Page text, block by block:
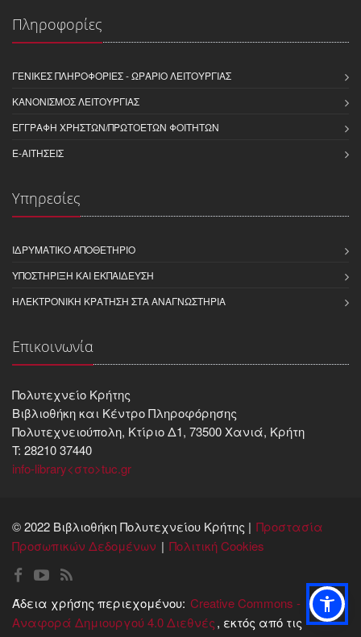
Πληροφορίες
ΓΕΝΙΚΈΣ ΠΛΗΡΟΦΟΡΊΕΣ - ΩΡΆΡΙΟ ΛΕΙΤΟΥΡΓΊΑΣ
ΚΑΝΟΝΙΣΜΌΣ ΛΕΙΤΟΥΡΓΊΑΣ
ΕΓΓΡΑΦΉ ΧΡΗΣΤΏΝ/ΠΡΩΤΟΕΤΏΝ ΦΟΙΤΗΤΏΝ
E-ΑΙΤΉΣΕΙΣ
Υπηρεσίες
ΙΔΡΥΜΑΤΙΚΌ ΑΠΟΘΕΤΉΡΙΟ
ΥΠΟΣΤΉΡΙΞΗ ΚΑΙ ΕΚΠΑΊΔΕΥΣΗ
ΗΛΕΚΤΡΟΝΙΚΉ ΚΡΆΤΗΣΗ ΣΤΑ ΑΝΑΓΝΩΣΤΉΡΙΑ
Επικοινωνία
Πολυτεχνείο Κρήτης
Βιβλιοθήκη και Kέντρο Πληροφόρησης
Πολυτεχνειούπολη, Κτίριο Δ1, 73500 Χανιά, Κρήτη
T: 28210 37440
info-library<στο>tuc.gr
© 2022 Βιβλιοθήκη Πολυτεχνείου Κρήτης | Προστασία
Προσωπικών Δεδομένων
Πολιτική Cookies
Άδεια χρήσης περιεχομένου: Creative Commons -
Αναφορά Δημιουργού 4.0 Διεθνές, εκτός από τις